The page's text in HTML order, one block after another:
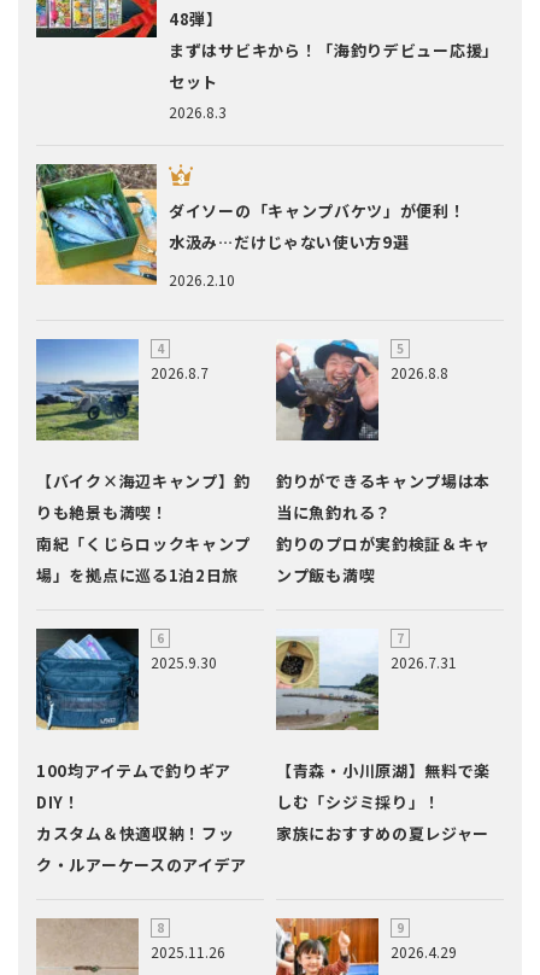
2026.8.3
48弾】
まずはサビキから！「海釣りデビュー応援」
セット
2026.2.10
ダイソーの「キャンプバケツ」が便利！
水汲み…だけじゃない使い方9選
2026.8.7
【バイク×海辺キャンプ】釣
りも絶景も満喫！
南紀「くじらロックキャンプ
場」を拠点に巡る1泊2日旅
2026.8.8
釣りができるキャンプ場は本
当に魚釣れる？
釣りのプロが実釣検証＆キャ
ンプ飯も満喫
2025.9.30
100均アイテムで釣りギア
DIY！
カスタム＆快適収納！フッ
ク・ルアーケースのアイデア
2026.7.31
【青森・小川原湖】無料で楽
しむ「シジミ採り」！
家族におすすめの夏レジャー
2025.11.26 2026.4.29